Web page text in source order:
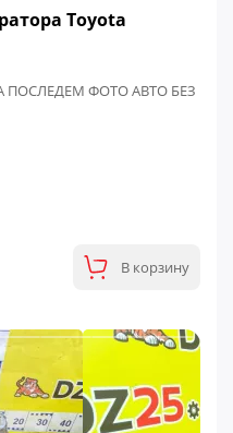
Toyota
ПОСЛЕДЕМ ФОТО АВТО БЕЗ
В корзину